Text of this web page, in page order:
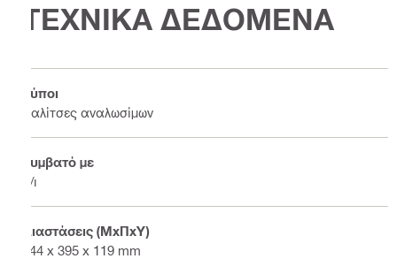
ΤΕΧΝΙΚΑ ΔΕΔΟΜΕΝΑ
Τύποι
Βαλίτσες αναλωσίμων
Συμβατό με
δ/ι
Διαστάσεις (ΜxΠxΥ)
444 x 395 x 119 mm